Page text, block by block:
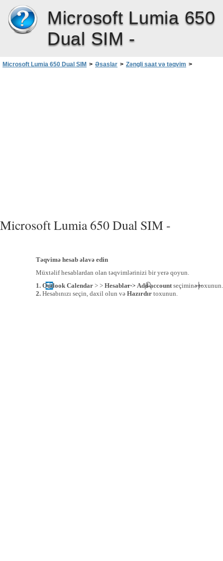
Microsoft Lumia 650
Dual SIM -
Microsoft Lumia 650 Dual SIM > Əsaslar > Zəngli saat və təqvim >
Microsoft Lumia 650 Dual SIM -
Təqvimə hesab əlavə edin
Müxtəlif hesablardan olan təqvimlərinizi bir yerə qoyun.
1. Outlook Calendar > > Hesablar> Add accountseçiminə toxunun.
2. Hesabınızı seçin, daxil olun və Hazırdır toxunun.